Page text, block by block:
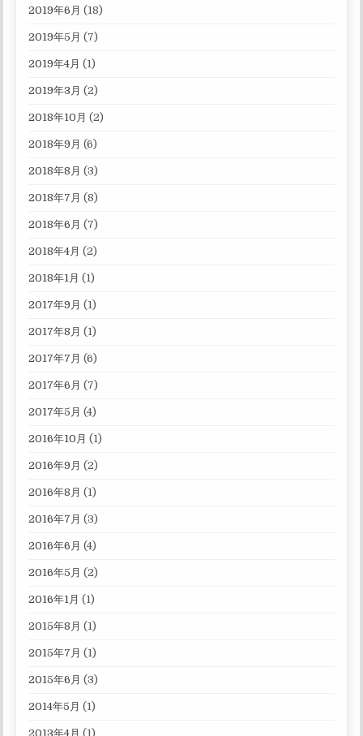
2019年6月 (18)
2019年5月 (7)
2019年4月 (1)
2019年3月 (2)
2018年10月 (2)
2018年9月 (6)
2018年8月 (3)
2018年7月 (8)
2018年6月 (7)
2018年4月 (2)
2018年1月 (1)
2017年9月 (1)
2017年8月 (1)
2017年7月 (6)
2017年6月 (7)
2017年5月 (4)
2016年10月 (1)
2016年9月 (2)
2016年8月 (1)
2016年7月 (3)
2016年6月 (4)
2016年5月 (2)
2016年1月 (1)
2015年8月 (1)
2015年7月 (1)
2015年6月 (3)
2014年5月 (1)
2013年4月 (1)